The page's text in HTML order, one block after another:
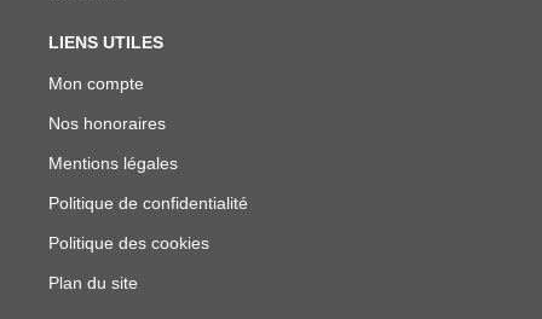
LIENS UTILES
Mon compte
Nos honoraires
Mentions légales
Politique de confidentialité
Politique des cookies
Plan du site